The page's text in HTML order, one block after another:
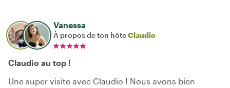
Vanessa
À propos de ton hôteClaudio
Claudio au top !
Une super visite avec Claudio ! Nous avons bien